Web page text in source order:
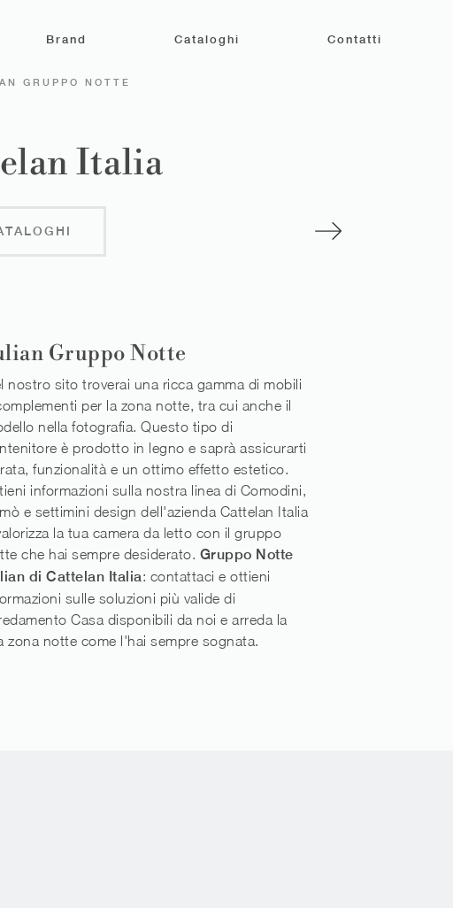
Brand Cataloghi Contatti
GRUPPO NOTTE
Italia
Gruppo Notte
nostro sito troverai una ricca gamma di mobili
per la zona notte, tra cui anche il
nella fotografia. Questo tipo di
è prodotto in legno e saprà assicurarti
funzionalità e un ottimo effetto estetico.
informazioni sulla nostra linea di Comodini,
e settimini design dell'azienda Cattelan Italia
la tua camera da letto con il gruppo
che hai sempre desiderato. Gruppo Notte
di Cattelan Italia: contattaci e ottieni
sulle soluzioni più valide di
Casa disponibili da noi e arreda la
zona notte come l'hai sempre sognata.